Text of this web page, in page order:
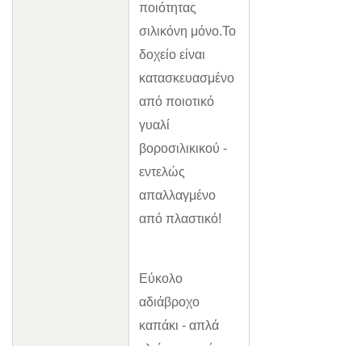
ποιότητας
σιλικόνη μόνο.Το
δοχείο είναι
κατασκευασμένο
από ποιοτικό
γυαλί
βοροσιλικικού -
εντελώς
απαλλαγμένο
από πλαστικό!
Εύκολο
αδιάβροχο
καπάκι - απλά